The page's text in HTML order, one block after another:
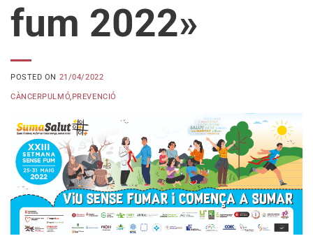
fum 2022»
POSTED ON 21/04/2022
CÀNCERPULMÓ,PREVENCIÓ